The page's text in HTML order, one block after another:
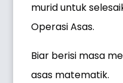
murid untuk
Operasi Asas.
Biar berisi masa
asas matematik.